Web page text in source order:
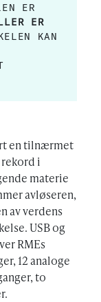
ER
ER
KAN
en tilnærmet
i
materie
avløseren,
av verdens
USB og
RMEs
12 analoge
to